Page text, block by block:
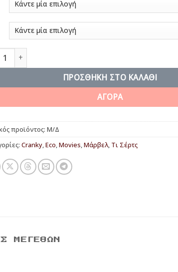
A Loser, Eddie! ποσότητα
ΠΡΟΣΘΉΚΗ ΣΤΟ ΚΑΛΆΘΙ
ΑΓΟΡΑ
προϊόντος: Μ/Δ
Cranky,Eco,Movies,Μάρβελ, Τι Σέρτς
ΜΕΓΕΘΏΝ